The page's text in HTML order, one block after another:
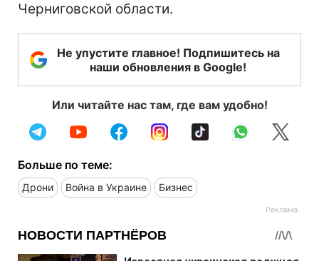
Черниговской области.
Не упустите главное! Подпишитесь на
наши обновления в Google!
Или читайте нас там, где вам удобно!
Больше по теме:
Дрони Война в Украине Бизнес